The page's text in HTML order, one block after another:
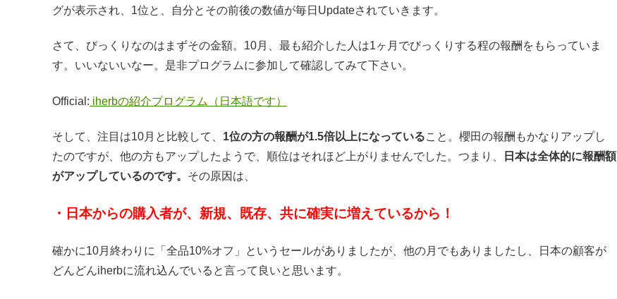
グが表示され、1位と、自分とその前後の数値が毎日Updateされていきます。
さて、びっくりなのはまずその金額。10月、最も紹介した人は1ヶ月でびっくりする程の報酬をもらっていま
す。いいないいなー。是非プログラムに参加して確認してみて下さい。
Official: iherbの紹介プログラム（日本語です）
そして、注目は10月と比較して、 1位の方の報酬が1.5倍以上になっていること。櫻田の報酬もかなりアップし
たのですが、他の方もアップしたようで、順位はそれほど上がりませんでした。つまり、
日本は全体的に報酬額
がアップしているのです。 その原因は、
・日本からの購入者が、新規、既存、共に確実に増えているから！
確かに10月終わりに「全品10%オフ」というセールがありましたが、他の月でもありましたし、日本の顧客が
どんどんiherbに流れ込んでいると言って良いと思います。